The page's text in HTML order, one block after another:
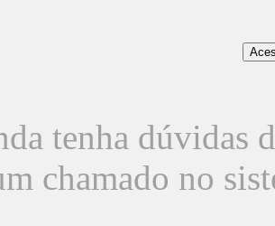
tenha dúvidas
chamado no